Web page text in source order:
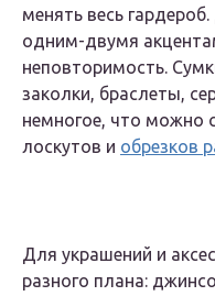
менять весь
одним-двумя
неповторимость.
заколки, браслеты,
немногое, что можно
лоскутов и обрезков
Для украшений и
разного плана: